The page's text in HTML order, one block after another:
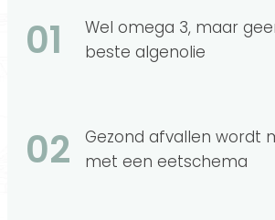
01
Wel omega 3, maar
beste algenolie
02
Gezond afvallen wordt
met een eetschema